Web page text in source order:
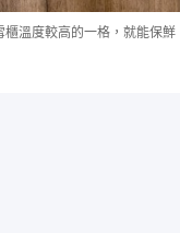
溫度較高的一格，就能保鮮